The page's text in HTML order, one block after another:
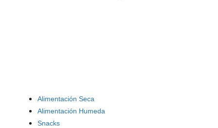
Alimentación Seca
Alimentación Humeda
Snacks